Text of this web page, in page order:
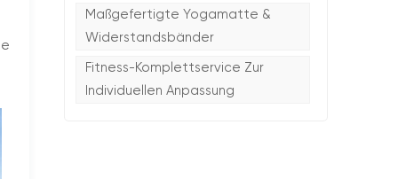
Maßgefertigte Yogamatte &
Widerstandsbänder
Fitness-Komplettservice Zur
Individuellen Anpassung